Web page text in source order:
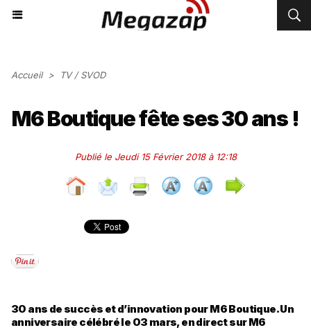
Accueil > TV / SVOD
M6 Boutique fête ses 30 ans !
Publié le Jeudi 15 Février 2018 à 12:18
30 ans de succès et d’innovation pour M6 Boutique. Un
anniversaire célébré le 03 mars, en direct sur M6